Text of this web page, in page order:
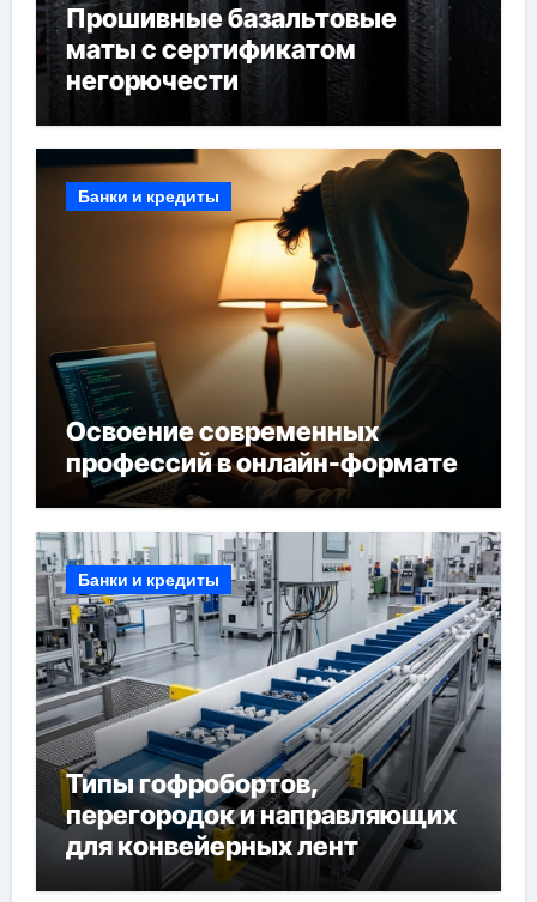
Прошивные базальтовые
маты с сертификатом
негорючести
Банки и кредиты
Освоение современных
профессий в онлайн-формате
Банки и кредиты
Типы гофробортов,
перегородок и направляющих
для конвейерных лент